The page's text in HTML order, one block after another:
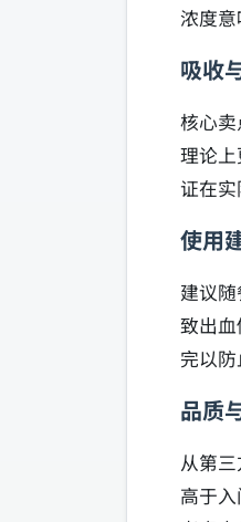
浓度
吸收
核心
理论
证在
使用
建议
致出
完以
品质
从第
高于